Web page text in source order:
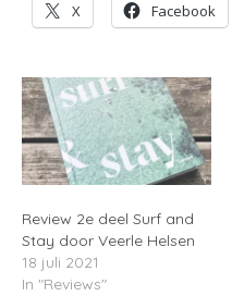
X Facebook
Review 2e deel Surf and
Stay door Veerle Helsen
18 juli 2021
In "Reviews"